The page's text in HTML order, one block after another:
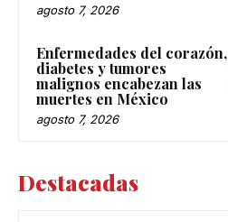
agosto 7, 2026
Enfermedades del corazón,
diabetes y tumores
malignos encabezan las
muertes en México
agosto 7, 2026
Destacadas